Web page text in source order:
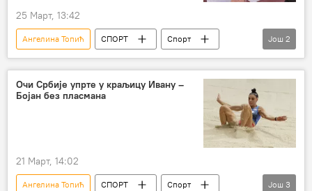
25 Март, 13:42
Ангелина Топић СПОРТ
Спорт
Атлетика
Остали спортови
Још 2
Очи Србије упрте у краљицу Ивану –
Бојан без пласмана
21 Март, 14:02
Ангелина Топић СПОРТ
Спорт
Још 3